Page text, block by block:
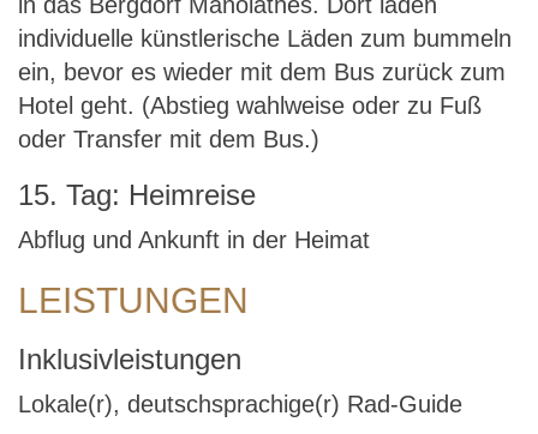
individuelle künstlerische Läden zum bummeln
ein, bevor es wieder mit dem Bus zurück zum
Hotel geht. (Abstieg wahlweise oder zu Fuß
oder Transfer mit dem Bus.)
15. Tag: Heimreise
Abflug und Ankunft in der Heimat
LEISTUNGEN
Inklusivleistungen
Lokale(r), deutschsprachige(r) Rad-Guide